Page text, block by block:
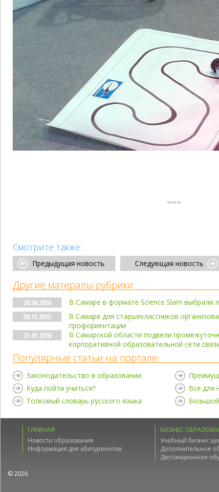
Смотрите также:
Предыдущая новость Следующая новость
Другие матералы рубрики:
28.04.2016
В Самаре в формате Science Slam выбрали
30.11.2015
В Самаре для старшеклассников
профориентации
21.01.2016
В Самарской области подвели
корпоративной образовательной сети
Популярные статьи на портале:
Законодательство в образовании
Куда пойти учиться?
Толковый словарь русского языка
Все для
Большой
ГЛАВНАЯ
Новости образования
Информация для абитуриентов
БИЗНЕС
Учебный бизнес
Дополнительное
Дистанционное
© 2026